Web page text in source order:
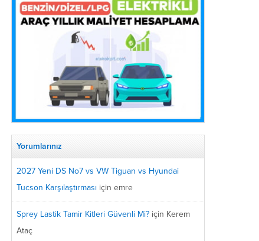
Yorumlarınız
2027 Yeni DS No7 vs VW Tiguan vs Hyundai
Tucson Karşılaştırması için emre
Sprey Lastik Tamir Kitleri Güvenli Mi? için Kerem
Ataç